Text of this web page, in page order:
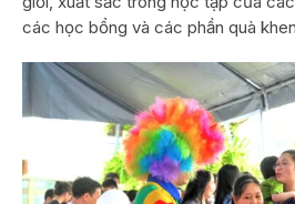
các học bổng và các phần quà